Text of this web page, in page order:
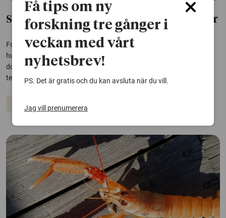
Så gräver daggmaskar – skanning ger svar
Forskare vid SLU har testat en metod som gör det möjligt att följa
hur daggmaskar gräver i jorden. Det kan ge svar på hur maskarnas
dolda arbete under markytan påverkas av faktorer som fukt,
temperatur och jordbearbetning.
Ekosystem
Få tips om ny
forskning tre gånger i
veckan med vårt
nyhetsbrev!
PS. Det är gratis och du kan avsluta när du vill.
Jag vill prenumerera